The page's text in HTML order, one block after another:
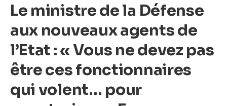
Le ministre de la Défense
aux nouveaux agents de
l’Etat : « Vous ne devez pas
être ces fonctionnaires
qui volent… pour